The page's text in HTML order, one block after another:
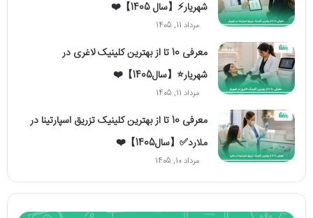
شهریار⚡【سال 1405】❤️
مرداد 11, 1405
معرفی 10 تا از بهترین کلینیک لاغری در
شهریار⭐【سال1405】❤️
مرداد 11, 1405
معرفی 10 تا از بهترین کلینیک تزریق اسپارتینا در
ملارد✅【سال1405】❤️
مرداد 10, 1405